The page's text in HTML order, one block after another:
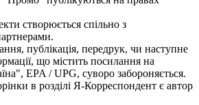
створюється спільно з
публікація, передрук, чи наступне
що містить посилання на
EPA / UPG, суворо забороняється.
в розділі Я-Корреспондент є автор